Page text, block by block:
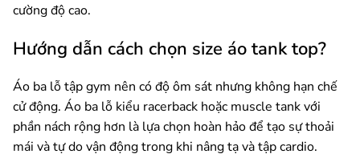
cường độ cao.
Hướng dẫn cách chọn size áo tank top?
Áo ba lỗ tập gym nên có độ ôm sát nhưng không hạn chế
cử động. Áo ba lỗ kiểu racerback hoặc muscle tank với
phần nách rộng hơn là lựa chọn hoàn hảo để tạo sự thoải
mái và tự do vận động trong khi nâng tạ và tập cardio.